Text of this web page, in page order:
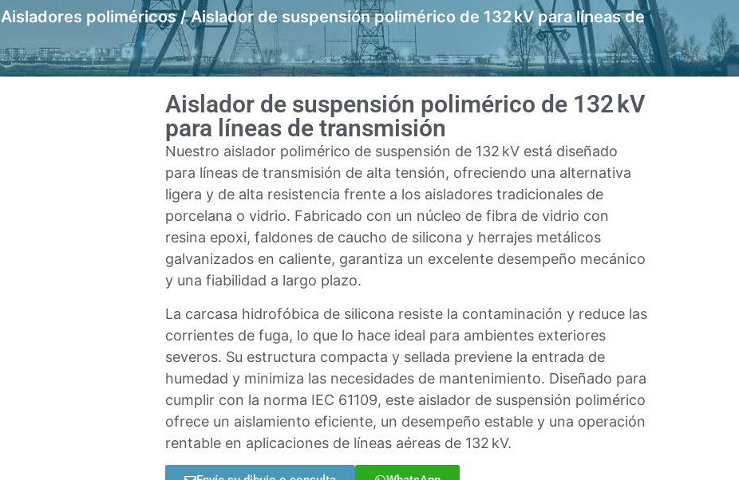
Aisladores poliméricos/ Aislador de suspensión polimérico de 132 kV para líneas de
Aislador de suspensión polimérico de 132 kV
para líneas de transmisión
Nuestro aislador polimérico de suspensión de 132 kV está diseñado
para líneas de transmisión de alta tensión, ofreciendo una alternativa
ligera y de alta resistencia frente a los aisladores tradicionales de
porcelana o vidrio. Fabricado con un núcleo de fibra de vidrio con
resina epoxi, faldones de caucho de silicona y herrajes metálicos
galvanizados en caliente, garantiza un excelente desempeño mecánico
y una fiabilidad a largo plazo.
La carcasa hidrofóbica de silicona resiste la contaminación y reduce las
corrientes de fuga, lo que lo hace ideal para ambientes exteriores
severos. Su estructura compacta y sellada previene la entrada de
humedad y minimiza las necesidades de mantenimiento. Diseñado para
cumplir con la norma IEC 61109, este aislador de suspensión polimérico
ofrece un aislamiento eficiente, un desempeño estable y una operación
rentable en aplicaciones de líneas aéreas de 132 kV.